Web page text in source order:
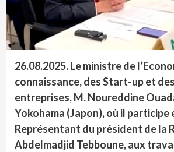
26.08.2025.Le ministre de
connaissance, des Start-up et
entreprises, M. Noureddine
Yokohama (Japon), où il participe
Représentant du président de la
Abdelmadjid Tebboune, aux